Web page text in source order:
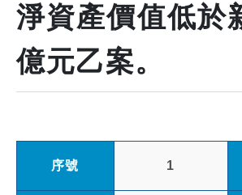
淨資產價值低於
億元乙案。
序號 1